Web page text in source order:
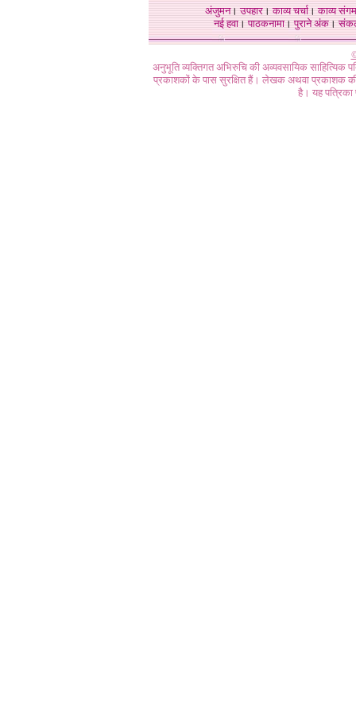
अंजुमन।उपहार।काव्य चर्चा।काव्य संगम
नई हवा। पाठकनामा। पुराने अंक।
अनुभूति व्यक्तिगत अभिरुचि की अव्यवसायिक
प्रकाशकों के पास सुरक्षित हैं। लेखक अथवा प्रकाशक की
है। यह पत्रिका